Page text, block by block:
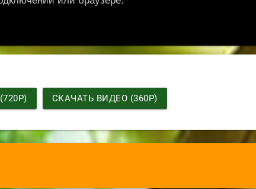
СКАЧАТЬ ВИДЕО (360P)